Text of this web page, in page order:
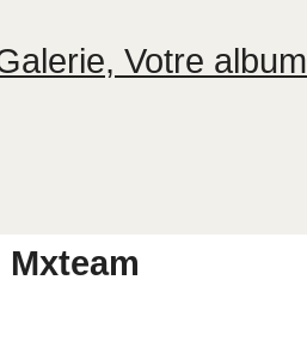
Votre
Mxteam